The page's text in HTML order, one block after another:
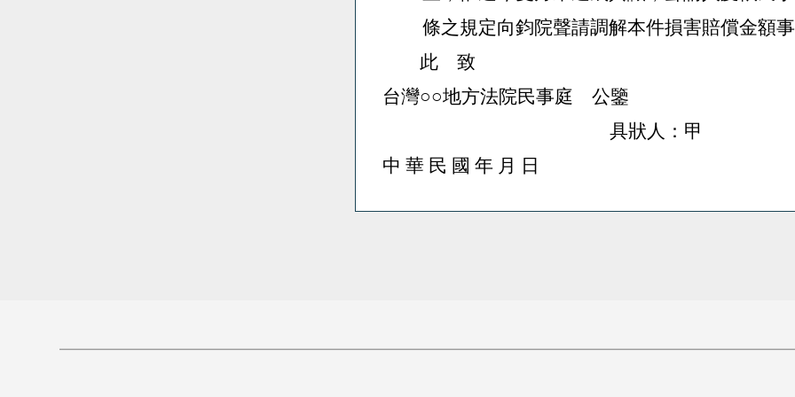
條之規定向鈞院聲請調解本件損害賠償金額
此 致
台灣○○地方法院民事庭 公鑒
具狀人：甲
中 華 民 國 年 月 日